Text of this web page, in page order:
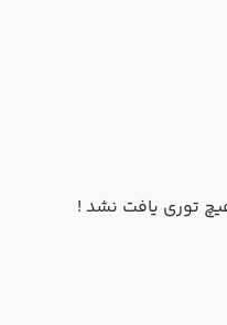
توری یافت نشد !